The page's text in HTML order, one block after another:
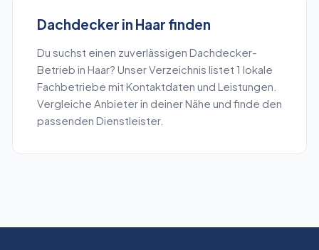
Dachdecker in Haar finden
Du suchst einen zuverlässigen Dachdecker-
Betrieb in Haar? Unser Verzeichnis listet 1 lokale
Fachbetriebe mit Kontaktdaten und Leistungen.
Vergleiche Anbieter in deiner Nähe und finde den
passenden Dienstleister.